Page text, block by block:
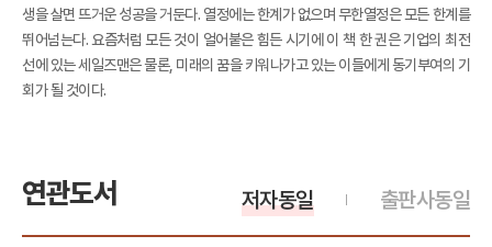
생을 살면 뜨거운 성공을 거둔다. 열정에는 한계가 없으며 무한열정은 모든 한계를
뛰어넘는다. 요즘처럼 모든 것이 얼어붙은 힘든 시기에 이 책 한 권은 기업의 최전
선에 있는 세일즈맨은 물론, 미래의 꿈을 키워나가고 있는 이들에게 동기부여의 기
회가 될 것이다.
연관도서 출판사동일
저자동일